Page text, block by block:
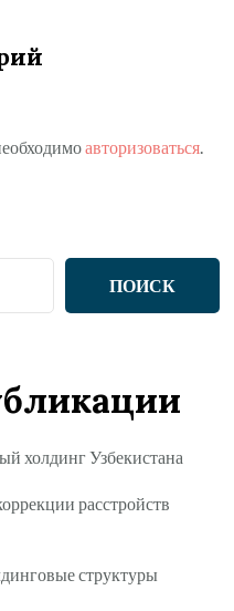
авторизоваться.
ПОИСК
холдинг Узбекистана
расстройств
структуры